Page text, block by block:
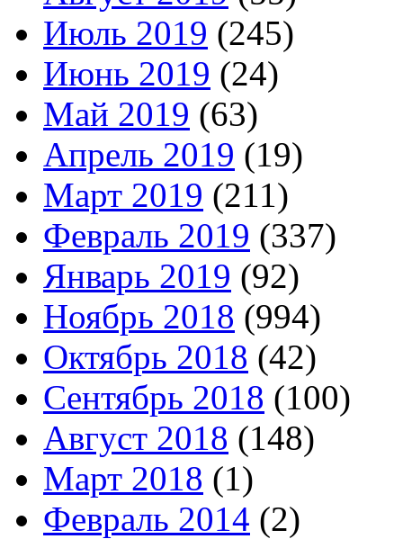
Июль 2019 (245)
Июнь 2019 (24)
Май 2019 (63)
Апрель 2019 (19)
Март 2019 (211)
Февраль 2019 (337)
Январь 2019 (92)
Ноябрь 2018 (994)
Октябрь 2018 (42)
Сентябрь 2018 (100)
Август 2018 (148)
Март 2018 (1)
Февраль 2014 (2)